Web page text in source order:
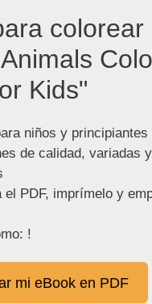
colorear
Kids"
niños y principiantes
de calidad, variadas y
el PDF, imprímelo y
!
mi eBook en PDF